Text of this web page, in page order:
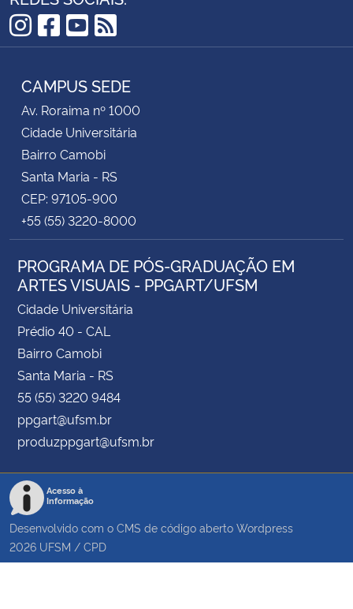
Instagram
Facebook
YouTube
RSS
CAMPUS SEDE
Av. Roraima nº 1000
Cidade Universitária
Bairro Camobi
Santa Maria - RS
CEP: 97105-900
+55 (55) 3220-8000
PROGRAMA DE PÓS-GRADUAÇÃO EM
ARTES VISUAIS - PPGART/UFSM
Cidade Universitária
Prédio 40 - CAL
Bairro Camobi
Santa Maria - RS
55 (55) 3220 9484
ppgart@ufsm.br
produzppgart@ufsm.br
Acesso à
Informação
Desenvolvido com o CMS de código aberto Wordpress
2026 UFSM / CPD